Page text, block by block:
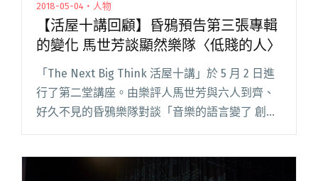
2018-05-04・人物
【活屋十講回顧】昏鴉預告第三張專輯
的變化 馬世芳談顯然樂隊〈低賤的人〉
「The Next Big Think 活屋十講」於 5 月 2 日進
行了第二堂講座。由樂評人馬世芳與六人到齊、
好久不見的昏鴉樂隊對談「音樂的語言變了 創作
的風向也變了嗎」一題。因為「中國腔」的討
國閱讀全文 "【活屋十講回顧】昏鴉預告第三張